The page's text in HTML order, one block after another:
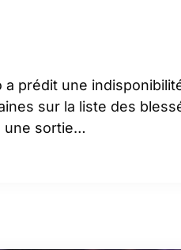
a prédit une
sur la liste des
une sortie…